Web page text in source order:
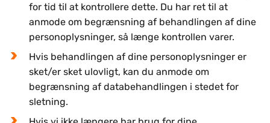
for tid til at kontrollere dette. Du har ret til at
anmode om begrænsning af behandlingen af dine
personoplysninger, så længe kontrollen varer.
Hvis behandlingen af dine personoplysninger er
sket/er sket ulovligt, kan du anmode om
begrænsning af databehandlingen i stedet for
sletning.